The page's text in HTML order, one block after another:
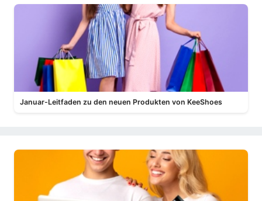
Januar-Leitfaden zu den neuen Produkten von KeeShoes